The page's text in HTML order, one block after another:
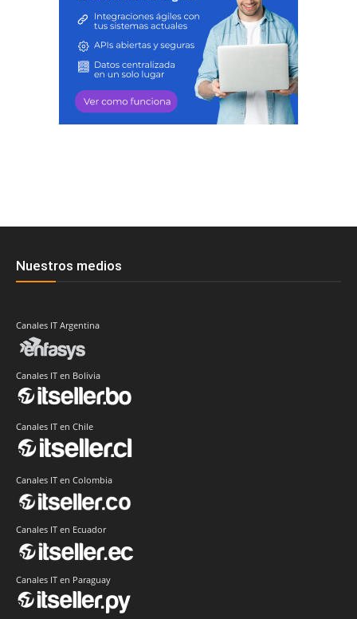
Nuestros medios
Canales IT Argentina
Canales IT en Bolivia
Canales IT en Chile
Canales IT en Colombia
Canales IT en Ecuador
Canales IT en Paraguay